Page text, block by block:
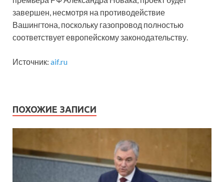
завершен, несмотря на противодействие
Вашингтона, поскольку газопровод полностью
соответствует европейскому законодательству.
Источник: aif.ru
ПОХОЖИЕ ЗАПИСИ